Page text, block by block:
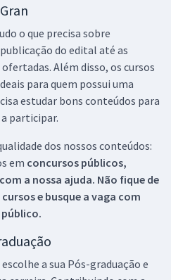
o que precisa sobre
do edital até as
Além disso, os cursos
para quem possui uma
estudar bons conteúdos para
participar.
dos nossos conteúdos:
em concursos públicos,
com a nossa ajuda. Não fique de
e busque a vaga com
a sua Pós-graduação e